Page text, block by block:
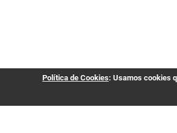
Política de Cookies: Usamos cookies